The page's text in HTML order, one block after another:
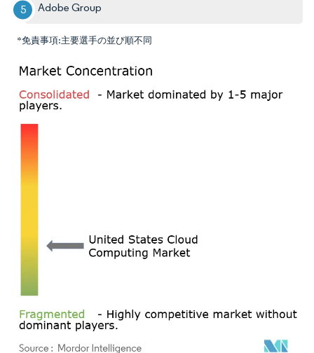
Adobe Group
*免責事項:主要選手の並び順不同